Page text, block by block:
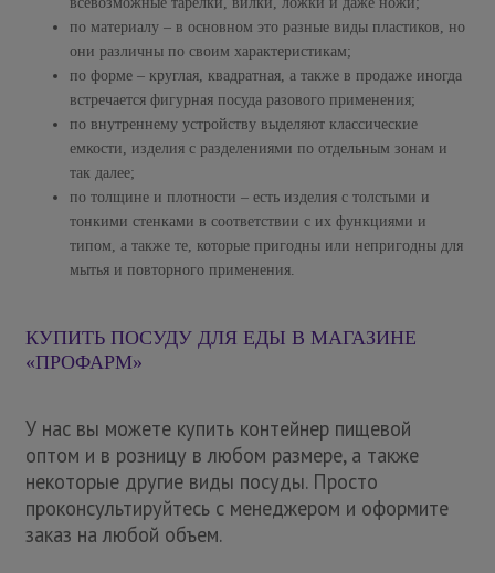
по материалу – в основном это разные виды пластиков, но
они различны по своим характеристикам;
по форме – круглая, квадратная, а также в продаже иногда
встречается фигурная посуда разового применения;
по внутреннему устройству выделяют классические
емкости, изделия с разделениями по отдельным зонам и
так далее;
по толщине и плотности – есть изделия с толстыми и
тонкими стенками в соответствии с их функциями и
типом, а также те, которые пригодны или непригодны для
мытья и повторного применения.
КУПИТЬ ПОСУДУ ДЛЯ ЕДЫ В МАГАЗИНЕ
«ПРОФАРМ»
У нас вы можете купить контейнер пищевой
оптом и в розницу в любом размере, а также
некоторые другие виды посуды. Просто
проконсультируйтесь с менеджером и оформите
заказ на любой объем.